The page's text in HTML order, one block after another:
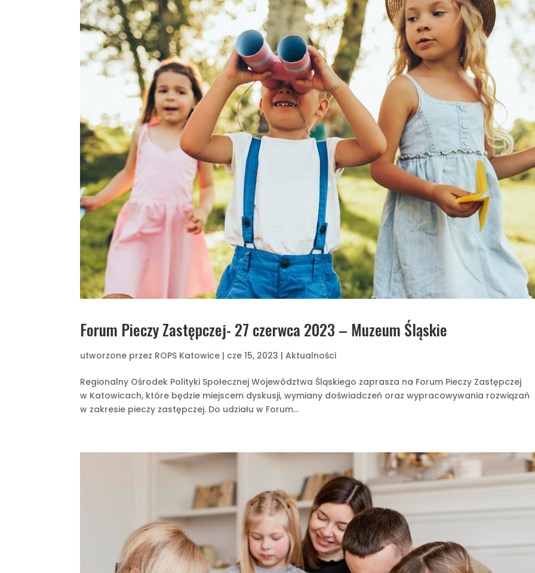
Forum Pieczy Zastępczej- 27 czerwca 2023 – Muzeum Śląskie
utworzone przez ROPS Katowice | cze 15, 2023 |Aktualności
Regionalny Ośrodek Polityki Społecznej Województwa Śląskiego zaprasza na Forum Pieczy Zastępczej
w Katowicach, które będzie miejscem dyskusji, wymiany doświadczeń oraz wypracowywania rozwiązań
w zakresie pieczy zastępczej. Do udziału w Forum...